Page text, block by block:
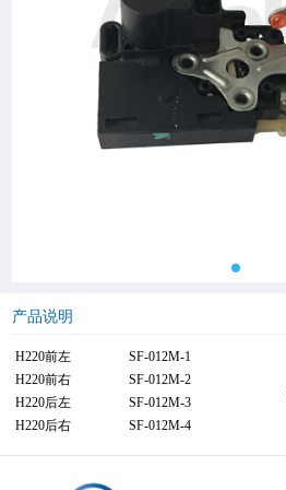
产品说明
H220前左 SF-012M-1
H220前右
SF-012M-2
H220后左
SF-012M-3
H220后右
SF-012M-4